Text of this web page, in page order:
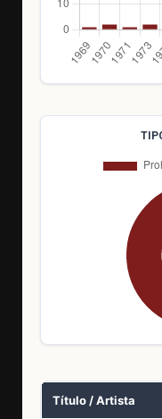
Título / Artista